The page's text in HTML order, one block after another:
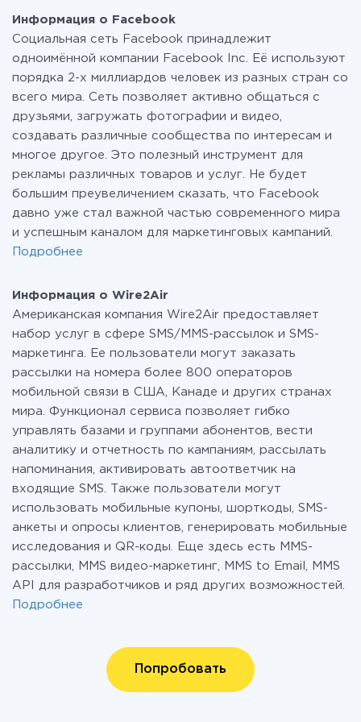
перейти на платный, при необходимости. Подробнее
отарифах .
Информация о Facebook
Социальная сеть Facebook принадлежит
одноимённой компании Facebook Inc. Её используют
порядка 2-х миллиардов человек из разных стран со
всего мира. Сеть позволяет активно общаться с
друзьями, загружать фотографии и видео,
создавать различные сообщества по интересам и
многое другое. Это полезный инструмент для
рекламы различных товаров и услуг. Не будет
большим преувеличением сказать, что Facebook
давно уже стал важной частью современного мира
и успешным каналом для маркетинговых кампаний.
Подробнее
Информация о Wire2Air
Американская компания Wire2Air предоставляет
набор услуг в сфере SMS/MMS-рассылок и SMS-
маркетинга. Ее пользователи могут заказать
рассылки на номера более 800 операторов
мобильной связи в США, Канаде и других странах
мира. Функционал сервиса позволяет гибко
управлять базами и группами абонентов, вести
аналитику и отчетность по кампаниям, рассылать
напоминания, активировать автоответчик на
входящие SMS. Также пользователи могут
использовать мобильные купоны, шорткоды, SMS-
анкеты и опросы клиентов, генерировать мобильные
исследования и QR-коды. Еще здесь есть MMS-
рассылки, MMS видео-маркетинг, MMS to Email, MMS
API для разработчиков и ряд других возможностей.
Подробнее
Попробовать